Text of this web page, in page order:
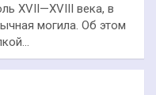
XVII—XVIII века, в
могила. Об этом